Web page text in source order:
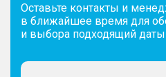
Оставьте контакты и
в ближайшее время для
и выбора подходящий даты